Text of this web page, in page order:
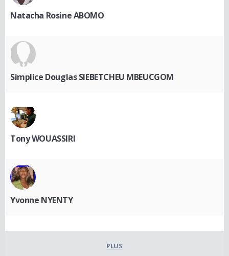
Natacha Rosine ABOMO
Simplice Douglas SIEBETCHEU MBEUCGOM
Tony WOUASSIRI
Yvonne NYENTY
PLUS